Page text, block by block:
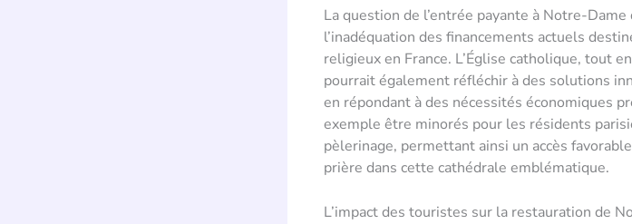
La question de l’entrée payante à Notre-
l’inadéquation des financements actuels
religieux en France. L’Église catholique, tout
pourrait également réfléchir à des solutions
en répondant à des nécessités économiques
exemple être minorés pour les résidents
pèlerinage, permettant ainsi un accès
prière dans cette cathédrale emblématique.
L’impact des touristes sur la restauration de